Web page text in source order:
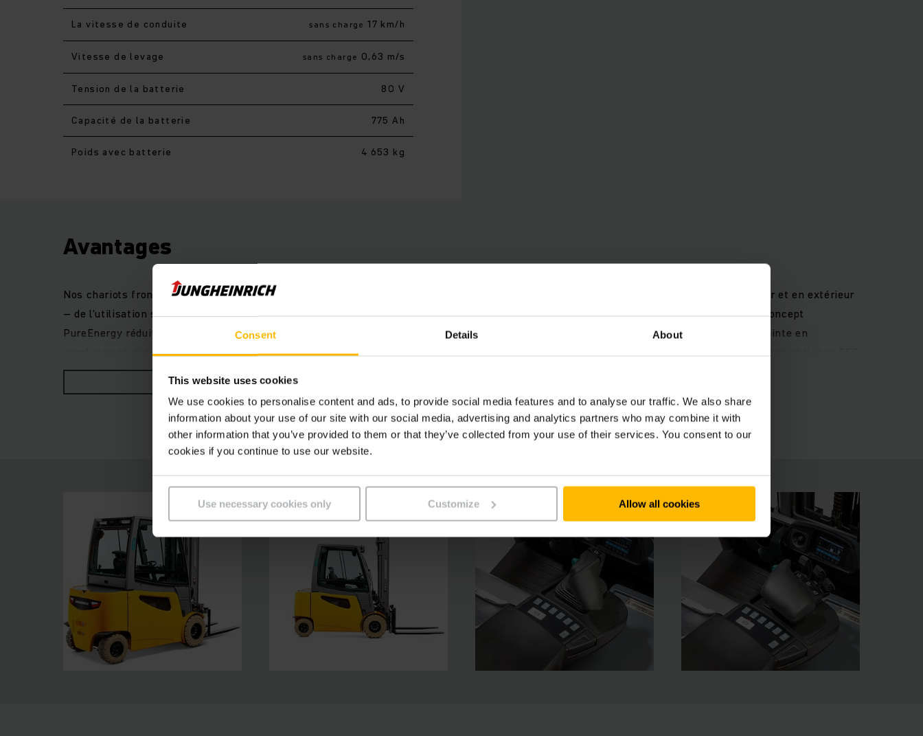
Consent Details About
This website uses cookies
We use cookies to personalise content and ads, to provide social media features and to analyse our traffic. We also share
information about your use of our site with our social media, advertising and analytics partners who may combine it with
other information that you’ve provided to them or that they’ve collected from your use of their services. You consent to our
cookies if you continue to use our website.
Use necessary cookies only Customize Allow all cookies
La vitesse de conduite sans charge 17 km/h
Vitesse de levage sans charge 0,63 m/s
Tension de la batterie 80 V
Capacité de la batterie 775 Ah
Poids avec batterie 4 653 kg
Avantages
Nos chariots frontaux électriques 4 roues polyvalents et efficaces de la série 4 sont appropriés pour de multiples utilisations en intérieur et en extérieur
– de l’utilisation spécifique à chaque secteur avec des accessoires taillés sur mesure pour la manutention rapide de charges hautes. Le concept
PureEnergy réduit de manière significative la consommation et garantit une efficacité maximale grâce à la technologie asynchrone de pointe en
combinaison avec une commande et un système hydraulique compacts. Les mesures selon le cycle VDI le prouvent : Pour un rendement maximal, nos EFG
série 4 consomment jusqu'à 10 % d’énergie de moins que les modèles concurrents équivalents. Le mât compact avec champ de vision étendu offre à votre
cariste les meilleures visibilités disponibles sur le marché. D’autres éléments de commande réglables individuellement assurent flexibilité et sécurité.
Avec une ergonomie élaborée et une expérience intuitive, les EFG de la série 4 sont des concentrés de puissance pour toutes les utilisations et pour les
VOIR PLUS